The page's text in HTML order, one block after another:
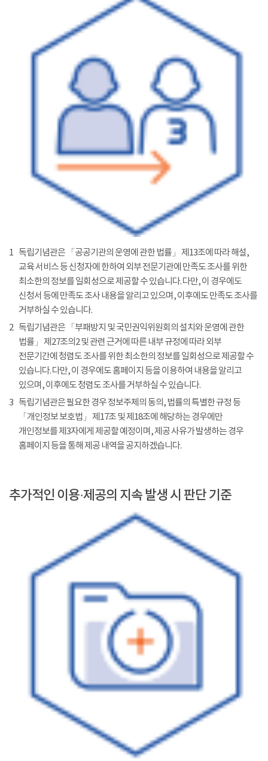
1 독립기념관은 「공공기관의 운영에 관한 법률」 제13조에 따라 해설,
교육 서비스 등 신청자에 한하여 외부 전문기관에 만족도 조사를 위한
최소한의 정보를 일회성으로 제공할 수 있습니다. 다만, 이 경우에도
신청서 등에 만족도 조사 내용을 알리고 있으며, 이후에도 만족도 조사를
거부하실 수 있습니다.
2 독립기념관은 「부패방지 및 국민권익위원회의 설치와 운영에 관한
법률」 제27조의2 및 관련 근거에 따른 내부 규정에 따라 외부
전문기간에 청렴도 조사를 위한 최소한의 정보를 일회성으로 제공할 수
있습니다. 다만, 이 경우에도 홈페이지 등을 이용하여 내용을 알리고
있으며, 이후에도 청렴도 조사를 거부하실 수 있습니다.
3 독립기념관은 필요한 경우 정보주체의 동의, 법률의 특별한 규정 등
「개인정보 보호법」 제17조 및 제18조에 해당하는 경우에만
개인정보를 제3자에게 제공할 예정이며, 제공 사유가 발생하는 경우
홈페이지 등을 통해 제공 내역을 공지하겠습니다.
추가적인 이용·제공의 지속 발생 시 판단 기준